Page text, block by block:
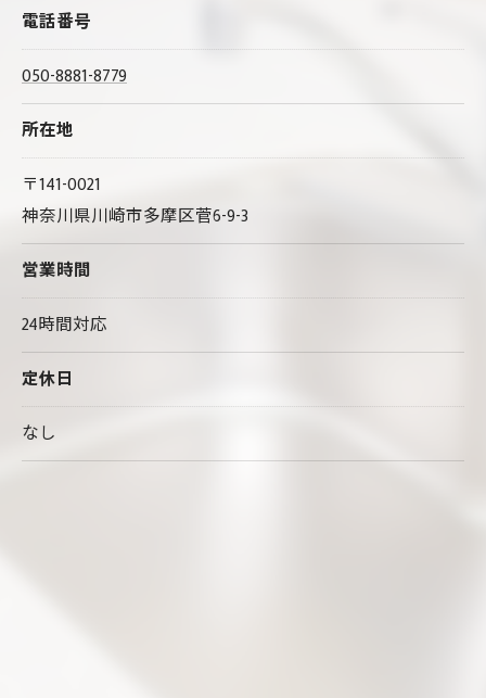
電話番号
050-8881-8779
所在地
〒141-0021
神奈川県川崎市多摩区菅6-9-3
営業時間
24時間対応
定休日
なし